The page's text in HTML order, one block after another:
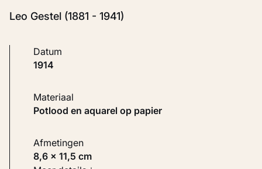
Leo Gestel (1881 - 1941)
Datum
1914
Materiaal
Potlood en aquarel op papier
Afmetingen
8,6 × 11,5 cm